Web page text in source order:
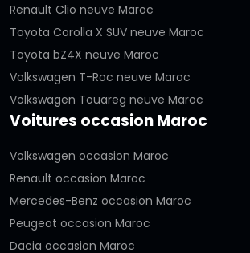
Renault Clio neuve Maroc
Toyota Corolla X SUV neuve Maroc
Toyota bZ4X neuve Maroc
Volkswagen T-Roc neuve Maroc
Volkswagen Touareg neuve Maroc
Voitures occasion Maroc
Volkswagen occasion Maroc
Renault occasion Maroc
Mercedes-Benz occasion Maroc
Peugeot occasion Maroc
Dacia occasion Maroc